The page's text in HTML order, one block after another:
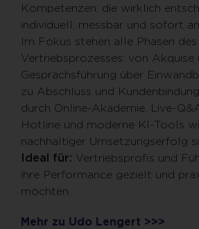
Kompetenzen, die wirklich
individuell, messbar und sofort
Im Fokus stehen alle Phasen des
Vertriebsprozesses: von Akquise
Gesprächsführung über
zu Abschluss und
durch Online-Akademie, Live-
Hotline und moderne KI-Tools
nachhaltiger Umsetzungserfolg
Ideal für: Vertriebsprofis und
ihre Performance gezielt und
möchten.
Mehr zu Udo Lengert >>>